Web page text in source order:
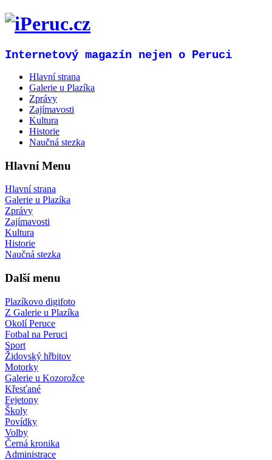
Internetový magazín nejen o Peruci
Hlavní strana
Galerie u Plazíka
Zprávy
Zajímavosti
Kultura
Historie
Naučná stezka
Hlavní Menu
Hlavní strana
Galerie u Plazíka
Zprávy
Zajímavosti
Kultura
Historie
Naučná stezka
Další menu
Plazíkovo digifoto
Z Galerie u Plazíka
Okolí Peruce
Fotbal na Peruci
Sport
Židovský hřbitov
Motorky
Galerie u Kozorožce
Křesťané
Fejetony
Školy
Povídky
Volby
Černá kronika
Administrace